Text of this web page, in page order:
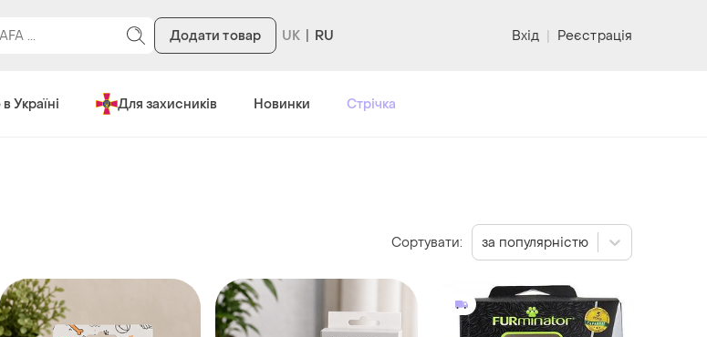
Додати товар RU Вхід | Реєстрація
Україні Для захисників Новинки Стрічка
Сортувати: за популярністю